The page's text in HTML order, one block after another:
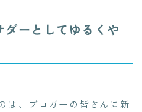
ーとしてゆるくや
は、ブロガーの皆さんに新